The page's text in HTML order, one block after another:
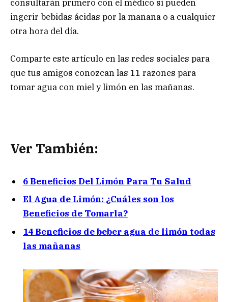
consultarán primero con el médico si pueden
ingerir bebidas ácidas por la mañana o a cualquier
otra hora del día.
Comparte este artículo en las redes sociales para
que tus amigos conozcan las 11 razones para
tomar agua con miel y limón en las mañanas.
Ver También:
6 Beneficios Del Limón Para Tu Salud
El Agua de Limón: ¿Cuáles son los
Beneficios de Tomarla?
14 Beneficios de beber agua de limón todas
las mañanas